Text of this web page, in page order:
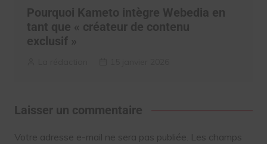
Pourquoi Kameto intègre Webedia en
tant que « créateur de contenu
exclusif »
Laisser un commentaire
Votre adresse e-mail ne sera pas publiée. Les champs